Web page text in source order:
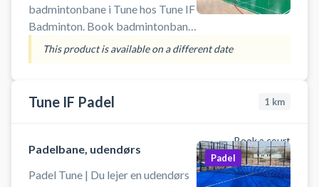
badmintonbane i Tune hos Tune IF
Badminton. Book badmintonbane
og spil badminton i Tune på en af
badmintonbanerne i Tunehallerne
gratis parkering og omklædning
og badefaciliteter i hallen. Du skal
This product is available on a different date
Tune IF Padel 1 km
Book a court
Padelbane, udendørs
Padel Tune | Du lejer en udendørs
Padel